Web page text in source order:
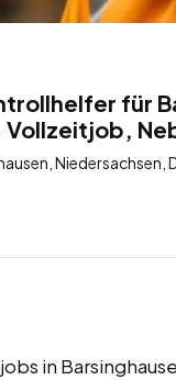
für
Niedersachsen,
in